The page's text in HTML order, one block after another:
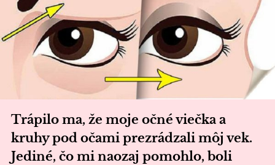
Trápilo ma, že moje očné viečka a
kruhy pod očami prezrádzali môj vek.
Jediné, čo mi naozaj pomohlo, boli